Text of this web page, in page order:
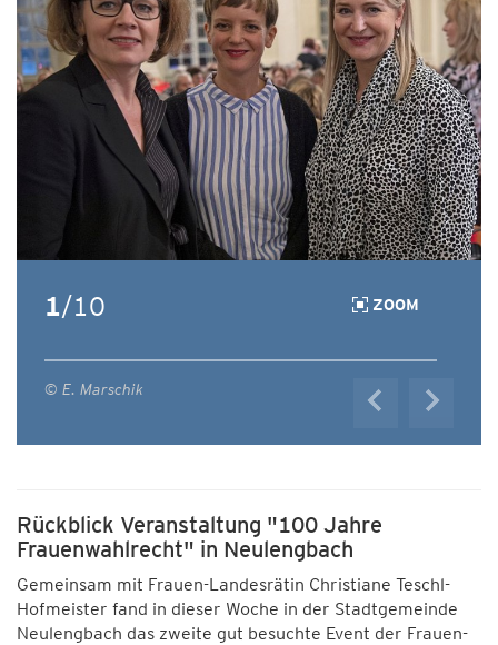
1/10 ZOOM
© E. Marschik
Rückblick Veranstaltung "100 Jahre
Frauenwahlrecht" in Neulengbach
Gemeinsam mit Frauen-Landesrätin Christiane Teschl-
Hofmeister fand in dieser Woche in der Stadtgemeinde
Neulengbach das zweite gut besuchte Event der Frauen-